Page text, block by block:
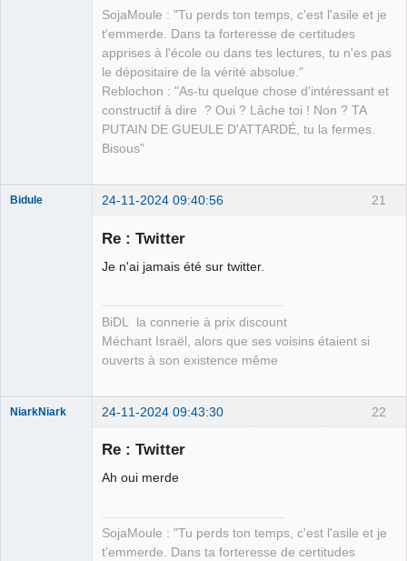
SojaMoule : "Tu perds ton temps, c'est l'asile et je
t'emmerde. Dans ta forteresse de certitudes
apprises à l'école ou dans tes lectures, tu n'es pas
le dépositaire de la vérité absolue."
Reblochon : "As-tu quelque chose d'intéressant et
constructif à dire ? Oui ? Lâche toi ! Non ? TA
PUTAIN DE GUEULE D'ATTARDÉ, tu la fermes.
Bisous"
21
Bidule 24-11-2024 09:40:56
Re : Twitter
Je n'ai jamais été sur twitter.
BiDL la connerie à prix discount
Méchant Israël, alors que ses voisins étaient si
ouverts à son existence même
22
NiarkNiark 24-11-2024 09:43:30
Re : Twitter
Ah oui merde
SojaMoule : "Tu perds ton temps, c'est l'asile et je
t'emmerde. Dans ta forteresse de certitudes